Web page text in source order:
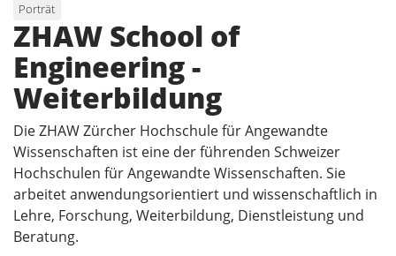
Porträt
ZHAW School of
Engineering -
Weiterbildung
Die ZHAW Zürcher Hochschule für Angewandte
Wissenschaften ist eine der führenden Schweizer
Hochschulen für Angewandte Wissenschaften. Sie
arbeitet anwendungsorientiert und wissenschaftlich in
Lehre, Forschung, Weiterbildung, Dienstleistung und
Beratung.